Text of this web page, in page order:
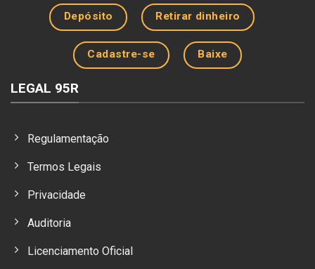
Depósito Retirar dinheiro
Cadastre-se Baixe
LEGAL 95R
Regulamentação
Termos Legais
Privacidade
Auditoria
Licenciamento Oficial